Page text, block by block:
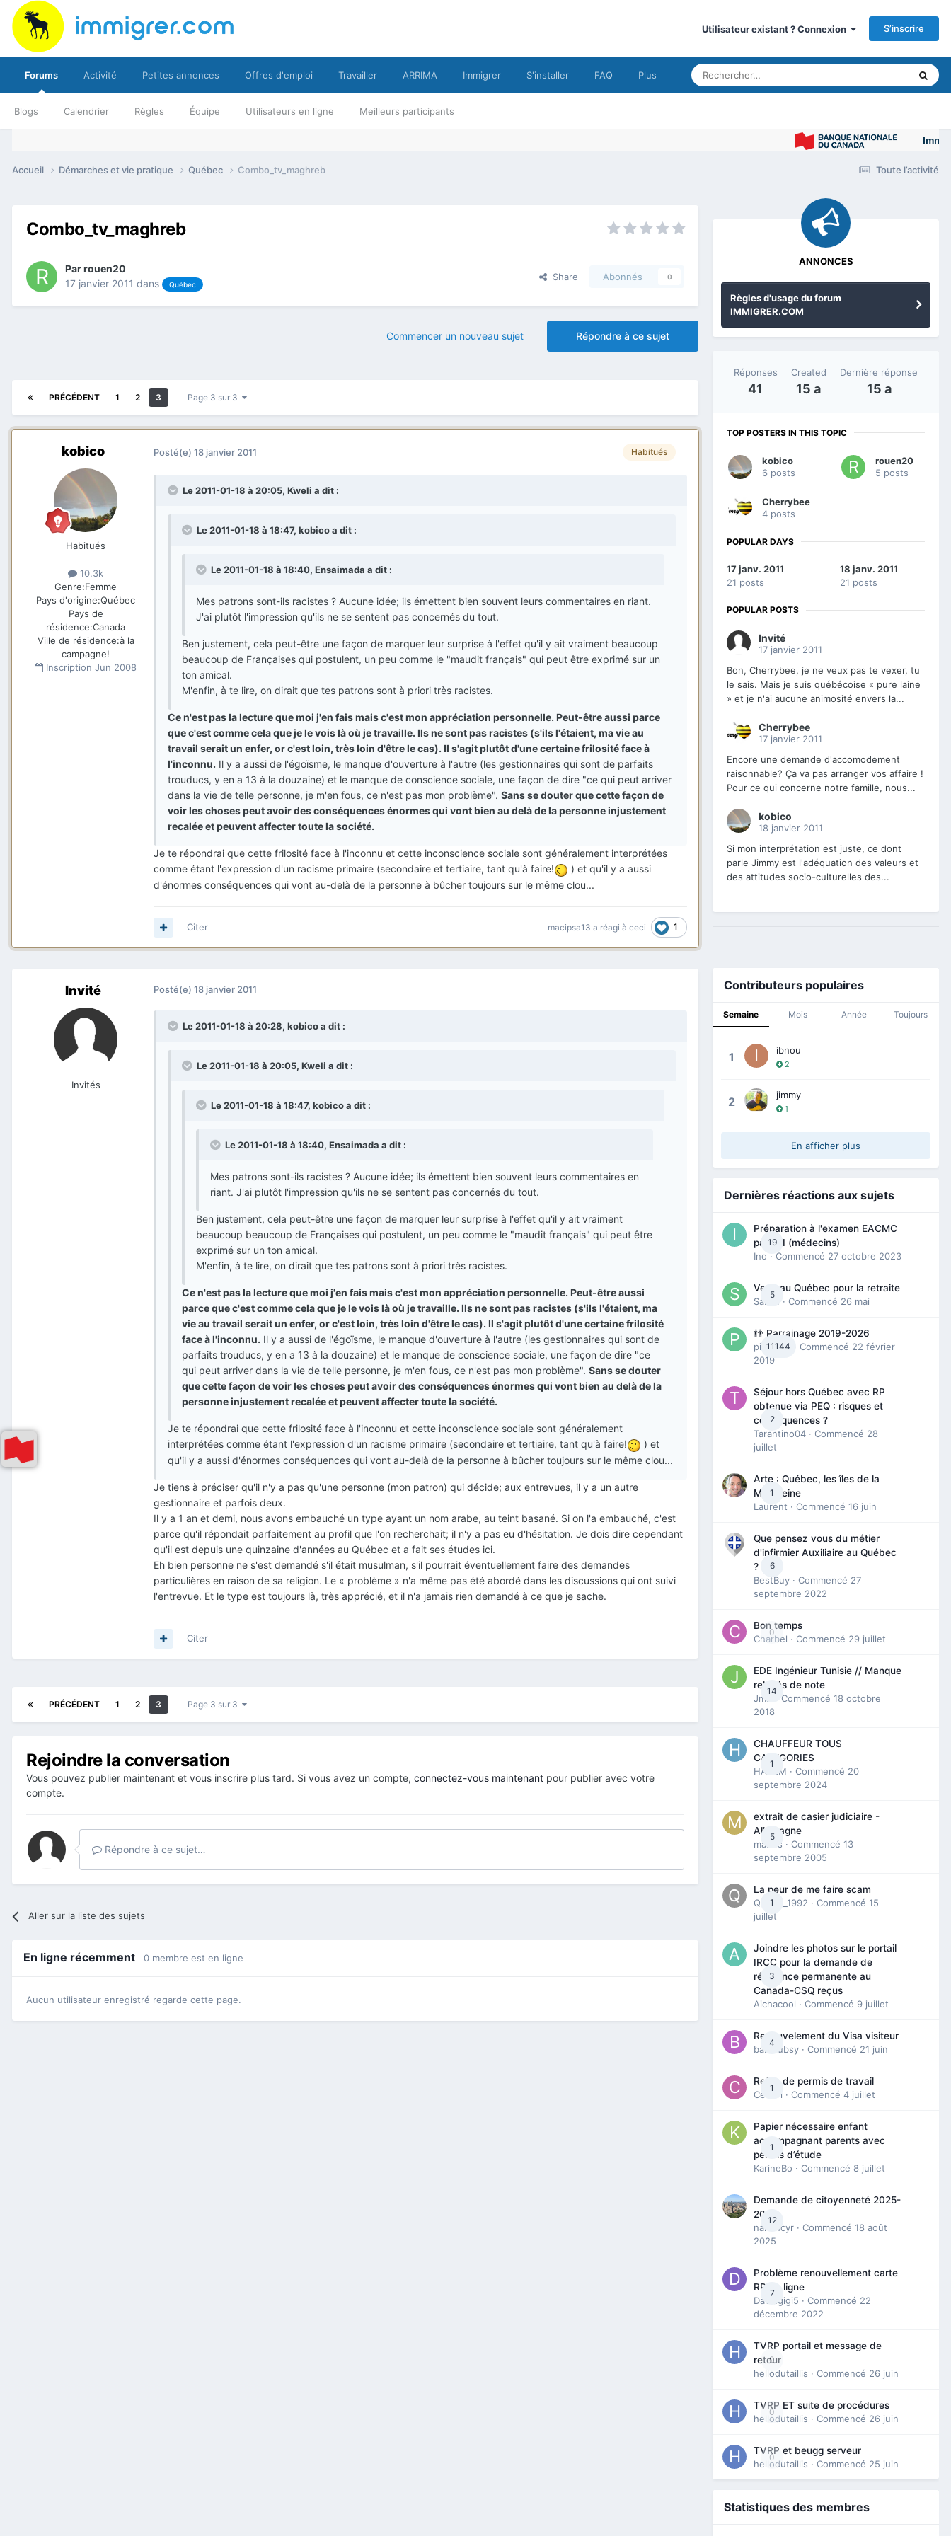
Utilisateur existant ? Connexion S’inscrire
Forums
Blogs Calendrier Règles Équipe Utilisateurs en ligne Meilleurs participants
Activité Petites annonces Offres d'emploi Travailler ARRIMA Immigrer S'installer FAQ Plus
Immigrer
Toute l’activité
Accueil Démarches et vie pratique Québec Combo_tv_maghreb
Combo_tv_maghreb
Parrouen20
17 janvier 2011 dans Québec
Share Abonnés 0
Répondre à ce sujet
Commencer un nouveau sujet
PRÉCÉDENT 1 2 3 Page 3 sur 3
kobico
Habitués
10.3k
Genre:Femme
Pays d'origine:Québec
Pays de
résidence:Canada
Ville de résidence:à la
campagne!
Inscription Jun 2008
Habitués
Posté(e) 18 janvier 2011
Le 2011-01-18 à 20:05, Kweli a dit :
Le 2011-01-18 à 18:47, kobico a dit :
Le 2011-01-18 à 18:40, Ensaimada a dit :
Mes patrons sont-ils racistes ? Aucune idée; ils émettent bien souvent leurs commentaires en riant.
J'ai plutôt l'impression qu'ils ne se sentent pas concernés du tout.
Ben justement, cela peut-être une façon de marquer leur surprise à l'effet qu'il y ait vraiment beaucoup
beaucoup de Françaises qui postulent, un peu comme le "maudit français" qui peut être exprimé sur un
ton amical.
M'enfin, à te lire, on dirait que tes patrons sont à priori très racistes.
Ce n'est pas la lecture que moi j'en fais mais c'est mon appréciation personnelle. Peut-être aussi parce
que c'est comme cela que je le vois là où je travaille. Ils ne sont pas racistes (s'ils l'étaient, ma vie au
travail serait un enfer, or c'est loin, très loin d'être le cas). Il s'agit plutôt d'une certaine frilosité face à
l'inconnu. Il y a aussi de l'égoïsme, le manque d'ouverture à l'autre (les gestionnaires qui sont de parfaits
trouducs, y en a 13 à la douzaine) et le manque de conscience sociale, une façon de dire "ce qui peut arriver
dans la vie de telle personne, je m'en fous, ce n'est pas mon problème". Sans se douter que cette façon de
voir les choses peut avoir des conséquences énormes qui vont bien au delà de la personne injustement
recalée et peuvent affecter toute la société.
Je te répondrai que cette frilosité face à l'inconnu et cette inconscience sociale sont généralement interprétées
comme étant l'expression d'un racisme primaire (secondaire et tertiaire, tant qu'à faire!
) et qu'il y a aussi
d'énormes conséquences qui vont au-delà de la personne à bûcher toujours sur le même clou...
macipsa13 a réagi à ceci 1
Citer
Invité
Invités
Posté(e) 18 janvier 2011
Le 2011-01-18 à 20:28, kobico a dit :
Le 2011-01-18 à 20:05, Kweli a dit :
Le 2011-01-18 à 18:47, kobico a dit :
Le 2011-01-18 à 18:40, Ensaimada a dit :
Mes patrons sont-ils racistes ? Aucune idée; ils émettent bien souvent leurs commentaires en
riant. J'ai plutôt l'impression qu'ils ne se sentent pas concernés du tout.
Ben justement, cela peut-être une façon de marquer leur surprise à l'effet qu'il y ait vraiment
beaucoup beaucoup de Françaises qui postulent, un peu comme le "maudit français" qui peut être
exprimé sur un ton amical.
M'enfin, à te lire, on dirait que tes patrons sont à priori très racistes.
Ce n'est pas la lecture que moi j'en fais mais c'est mon appréciation personnelle. Peut-être aussi
parce que c'est comme cela que je le vois là où je travaille. Ils ne sont pas racistes (s'ils l'étaient, ma
vie au travail serait un enfer, or c'est loin, très loin d'être le cas). Il s'agit plutôt d'une certaine frilosité
face à l'inconnu. Il y a aussi de l'égoïsme, le manque d'ouverture à l'autre (les gestionnaires qui sont de
parfaits trouducs, y en a 13 à la douzaine) et le manque de conscience sociale, une façon de dire "ce
qui peut arriver dans la vie de telle personne, je m'en fous, ce n'est pas mon problème". Sans se douter
que cette façon de voir les choses peut avoir des conséquences énormes qui vont bien au delà de la
personne injustement recalée et peuvent affecter toute la société.
Je te répondrai que cette frilosité face à l'inconnu et cette inconscience sociale sont généralement
interprétées comme étant l'expression d'un racisme primaire (secondaire et tertiaire, tant qu'à faire!
) et
qu'il y a aussi d'énormes conséquences qui vont au-delà de la personne à bûcher toujours sur le même clou...
Je tiens à préciser qu'il n'y a pas qu'une personne (mon patron) qui décide; aux entrevues, il y a un autre
gestionnaire et parfois deux.
Il y a 1 an et demi, nous avons embauché un type ayant un nom arabe, au teint basané. Si on l'a embauché, c'est
parce qu'il répondait parfaitement au profil que l'on recherchait; il n'y a pas eu d'hésitation. Je dois dire cependant
qu'il est depuis une quinzaine d'années au Québec et a fait ses études ici.
Eh bien personne ne s'est demandé s'il était musulman, s'il pourrait éventuellement faire des demandes
particulières en raison de sa religion. Le « problème » n'a même pas été abordé dans les discussions qui ont suivi
l'entrevue. Et le type est toujours là, très apprécié, et il n'a jamais rien demandé à ce que je sache.
Citer
PRÉCÉDENT 1 2 3 Page 3 sur 3
Rejoindre la conversation
Vous pouvez publier maintenant et vous inscrire plus tard. Si vous avez un compte, connectez-vous maintenant pour publier avec votre
compte.
Répondre à ce sujet…
Aller sur la liste des sujets
En ligne récemment 0 membre est en ligne
Aucun utilisateur enregistré regarde cette page.
ANNONCES
Règles d'usage du forum
IMMIGRER.COM
Réponses
41
Created
15 a
Dernière réponse
15 a
TOP POSTERS IN THIS TOPIC
kobico
6 posts
rouen20
5 posts
Cherrybee
4 posts
POPULAR DAYS
17 janv. 2011
21 posts
18 janv. 2011
21 posts
POPULAR POSTS
Invité
17 janvier 2011
Bon, Cherrybee, je ne veux pas te vexer, tu
le sais. Mais je suis québécoise « pure laine
» et je n'ai aucune animosité envers la...
Cherrybee
17 janvier 2011
Encore une demande d'accomodement
raisonnable? Ça va pas arranger vos affaire !
Pour ce qui concerne notre famille, nous...
kobico
18 janvier 2011
Si mon interprétation est juste, ce dont
parle Jimmy est l'adéquation des valeurs et
des attitudes socio-culturelles des...
Contributeurs populaires
Semaine Mois Année Toujours
1 ibnou
2
2 jimmy
1
En afficher plus
Dernières réactions aux sujets
19
Préparation à l'examen EACMC
partie I (médecins)
Ino · Commencé 27 octobre 2023
5
Venir au Québec pour la retraite
Sab74
· Commencé 26 mai
11144
👬 Parrainage 2019-2026
piinoush
· Commencé 22 février
2019
2
Séjour hors Québec avec RP
obtenue via PEQ : risques et
conséquences ?
Tarantino04 · Commencé 28
juillet
1
Arte : Québec, les îles de la
Madeleine
Laurent · Commencé 16 juin
6
Que pensez vous du métier
d'infirmier Auxiliaire au Québec
?
BestBuy · Commencé 27
septembre 2022
0
Bon temps
Charbel · Commencé 29 juillet
14
EDE Ingénieur Tunisie // Manque
relevés de note
Jmili
· Commencé 18 octobre
2018
1
CHAUFFEUR TOUS
CATEGORIES
HAZEM · Commencé 20
septembre 2024
5
extrait de casier judiciaire -
Allemagne
maries · Commencé 13
septembre 2005
1
La peur de me faire scam
Queen_1992 · Commencé 15
juillet
3
Joindre les photos sur le portail
IRCC pour la demande de
résidence permanente au
Canada-CSQ reçus
Aichacool · Commencé 9 juillet
4
Renouvelement du Visa visiteur
babibubsy · Commencé 21 juin
1
Refus de permis de travail
Cedbri · Commencé 4 juillet
1
Papier nécessaire enfant
accompagnant parents avec
permis d’étude
KarineBo · Commencé 8 juillet
12
Demande de citoyenneté 2025-
2026
nanancyr · Commencé 18 août
2025
7
Problème renouvellement carte
RP en ligne
Davidgigi5 · Commencé 22
décembre 2022
0
TVRP portail et message de
retour
hellodutaillis · Commencé 26 juin
0
TVRP ET suite de procédures
hellodutaillis · Commencé 26 juin
0
TVRP et beugg serveur
hellodutaillis · Commencé 25 juin
Statistiques des membres